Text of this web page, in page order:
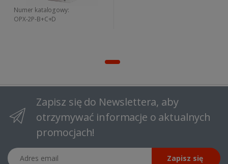
Numer katalogowy:
OPX-2P-B+C+D
Zapisz się do Newslettera, aby
otrzymywać informacje o aktualnych
promocjach!
Adres email
Zapisz się